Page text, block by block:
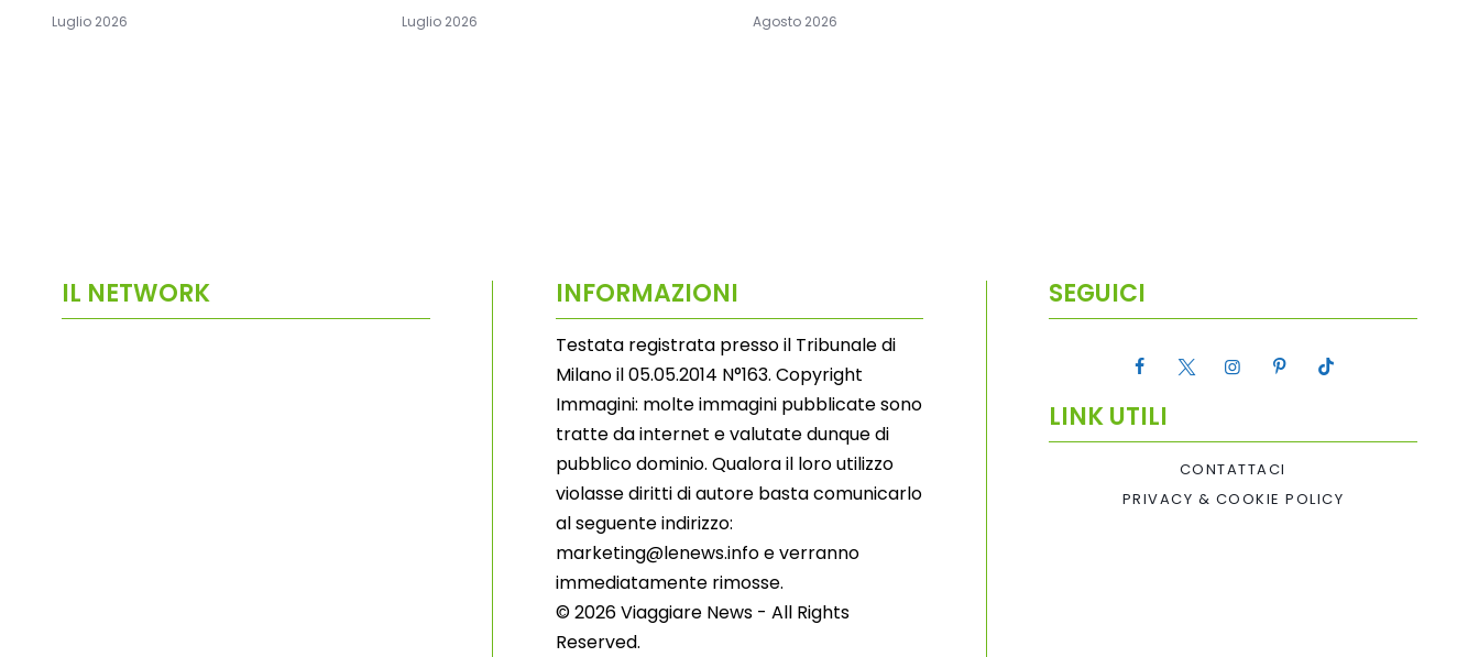
Luglio 2026 Luglio 2026 Agosto 2026
IL NETWORK INFORMAZIONI
Testata registrata presso il Tribunale di
Milano il 05.05.2014 N°163. Copyright
Immagini: molte immagini pubblicate sono
tratte da internet e valutate dunque di
pubblico dominio. Qualora il loro utilizzo
violasse diritti di autore basta comunicarlo
al seguente indirizzo:
marketing@lenews.info e verranno
immediatamente rimosse.
© 2026 Viaggiare News - All Rights
Reserved.
SEGUICI
LINK UTILI
CONTATTACI
PRIVACY & COOKIE POLICY